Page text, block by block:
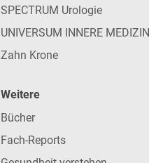
SPECTRUM Urologie
UNIVERSUM INNERE MEDIZIN
Zahn Krone
Weitere
Bücher
Fach-Reports